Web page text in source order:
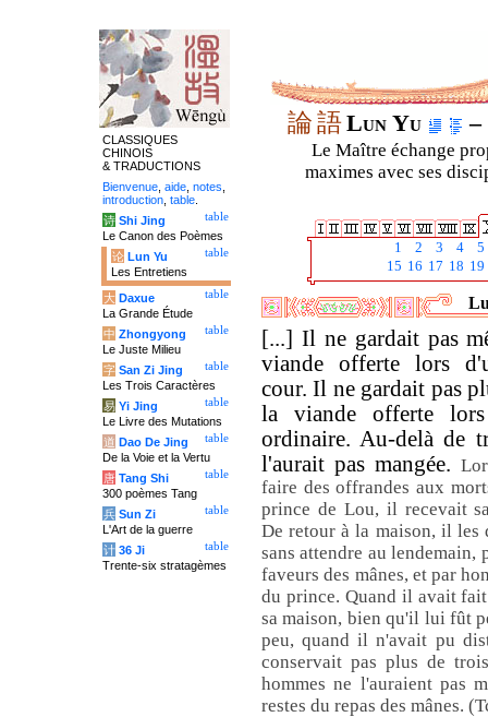
論語Lun Yu –
Le Maître échange
maximes avec ses
1 2 3 4
5
15 16 17 18 19
[...] Il ne gardait pas
viande offerte lors
cour. Il ne gardait pas
la viande offerte
ordinaire. Au-delà de
l'aurait pas mangée.
faire des offrandes aux
prince de Lou, il recevait
De retour à la maison, il les
sans attendre au lendemain,
faveurs des mânes, et par
du prince. Quand il avait
sa maison, bien qu'il lui fût
peu, quand il n'avait pu
conservait pas plus de
hommes ne l'auraient pas
restes du repas des mânes.
CLASSIQUES
CHINOIS
& TRADUCTIONS
Bienvenue aide notes
introduction table
table
诗 Shi Jing
Le Canon des Poèmes
table
论 Lun Yu
Les Entretiens
table
大 Daxue
La Grande Étude
table
中 Zhongyong
Le Juste Milieu
table
字 San Zi Jing
Les Trois Caractères
table
易 Yi Jing
Le Livre des Mutations
table
道 Dao De Jing
De la Voie et la Vertu
table
唐 Tang Shi
300 poèmes Tang
table
兵 Sun Zi
L'Art de la guerre
table
计 36 Ji
Trente-six stratagèmes